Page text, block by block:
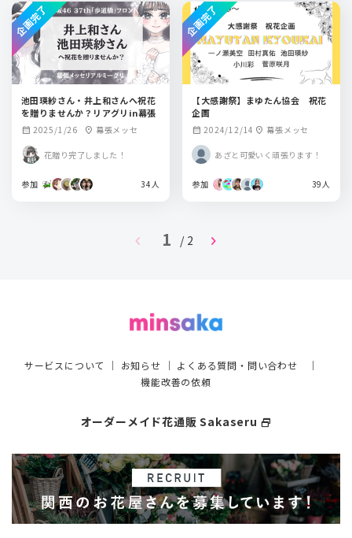
池田瑛紗さん・井上和さんへ祝花
を贈りませんか？リアグリin幕張
calendar_month 2025/1/26 location_on 幕張メッセ
花贈り完了しました！
参加 34人
企画完了
【大感謝祭】まゆたん協会 祝花
企画
calendar_month 2024/12/14 location_on 幕張メッセ
あざと可愛いく頑張ります！
参加 39人
企画完了
chevron_left 1 / 2 chevron_right
サービスについて ｜ お知らせ ｜ よくある質問・問い合わせ ｜
機能改善の依頼
オーダーメイド花通販 Sakaseru select_window